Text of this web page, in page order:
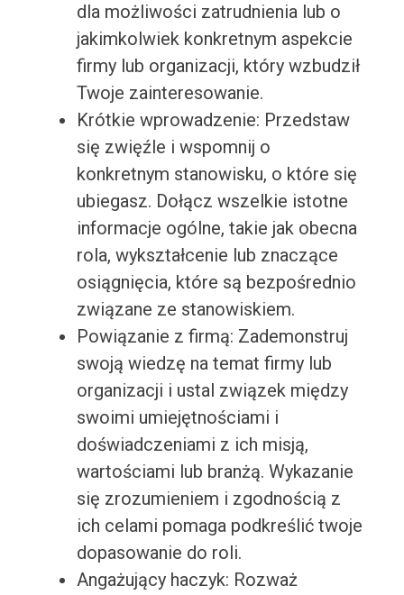
dla możliwości zatrudnienia lub o
jakimkolwiek konkretnym aspekcie
firmy lub organizacji, który wzbudził
Twoje zainteresowanie.
Krótkie wprowadzenie: Przedstaw
się zwięźle i wspomnij o
konkretnym stanowisku, o które się
ubiegasz. Dołącz wszelkie istotne
informacje ogólne, takie jak obecna
rola, wykształcenie lub znaczące
osiągnięcia, które są bezpośrednio
związane ze stanowiskiem.
Powiązanie z firmą: Zademonstruj
swoją wiedzę na temat firmy lub
organizacji i ustal związek między
swoimi umiejętnościami i
doświadczeniami z ich misją,
wartościami lub branżą. Wykazanie
się zrozumieniem i zgodnością z
ich celami pomaga podkreślić twoje
dopasowanie do roli.
Angażujący haczyk: Rozważ